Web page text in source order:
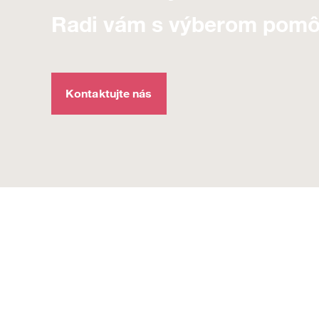
Radi vám s výberom
Kontaktujte nás